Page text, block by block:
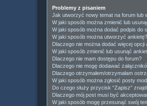
Problemy z pisaniem
Jak utworzyć nowy temat na forum lub
W jaki sposób można zmienić lub
W jaki sposób można dodać podpis do
W jaki sposób można utworzyć ankietę?
Dlaczego nie można dodać więcej opcji
W jaki sposób zmienić lub usunąć
Dlaczego nie mam dostępu do forum?
Dlaczego nie mogę dodawać
Dlaczego otrzymałem/otrzymałam
W jaki sposób można zgłosić posty
Do czego służy przycisk “Zapisz”
Dlaczego mój post musi być
W jaki sposób mogę przesunąć swój